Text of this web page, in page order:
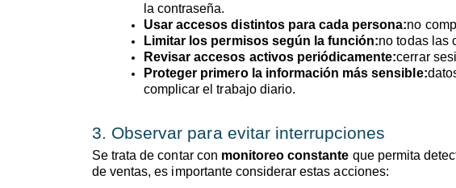
la contraseña.
Usar accesos distintos para cada persona:no
Limitar los permisos según la función:no todas las
Revisar accesos activos periódicamente:cerrar
Proteger primero la información más sensible:
complicar el trabajo diario.
3. Observar para evitar interrupciones
Se trata de contar con monitoreo constante que permita
de ventas, es importante considerar estas acciones: